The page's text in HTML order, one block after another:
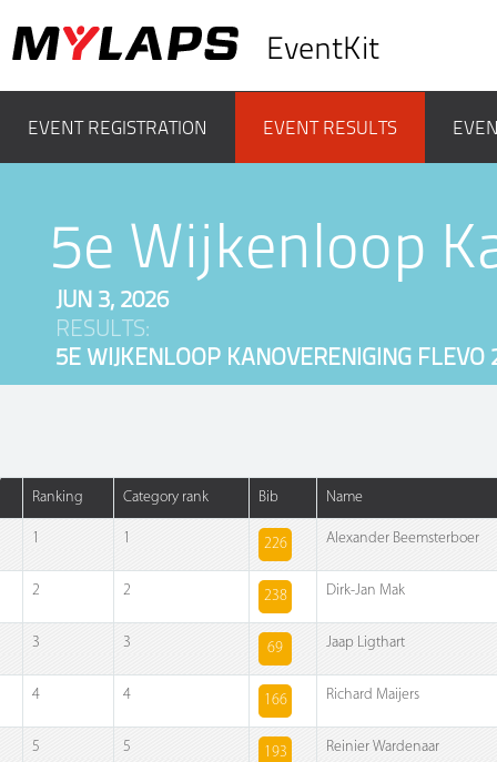
EventKit
EVENT REGISTRATION EVENT RESULTS
5e Wijkenloop
JUN 3, 2026
RESULTS:
5E WIJKENLOOP KANOVERENIGING
Ranking Category rank Bib Name
1 1 226 Alexander Beemsterboer
2 2 238 Dirk-Jan Mak
3 3 69 Jaap Ligthart
4 4 166 Richard Maijers
5 5 193 Reinier Wardenaar